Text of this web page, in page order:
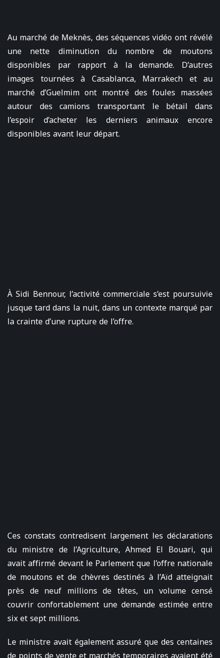
Au marché de Meknès, des séquences vidéo ont révélé
une nette diminution du nombre de moutons
disponibles par rapport à la demande. D’autres
images tournées à Casablanca, Marrakech et au
marché d’Guelmim ont montré des foules massées
autour des camions transportant le bétail dans
l’espoir d’acheter les derniers animaux encore
disponibles avant leur départ.
À Sidi Bennour, l’activité commerciale s’est poursuivie
jusque tard dans la nuit, dans un contexte marqué par
la crainte d’une rupture de l’offre.
Ces constats contredisent largement les déclarations
du ministre de l’Agriculture, Ahmed El Bouari, qui
avait affirmé devant le Parlement que l’offre nationale
de moutons et de chèvres destinés à l’Aïd atteignait
près de neuf millions de têtes, un volume censé
couvrir confortablement une demande estimée entre
six et sept millions.
Le ministre avait également assuré que des centaines